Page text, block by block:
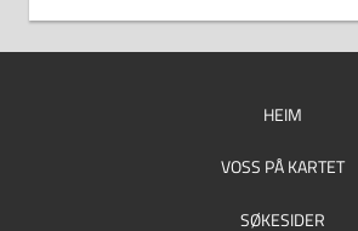
HEIM
VOSS PÅ KARTET
SØKESIDER